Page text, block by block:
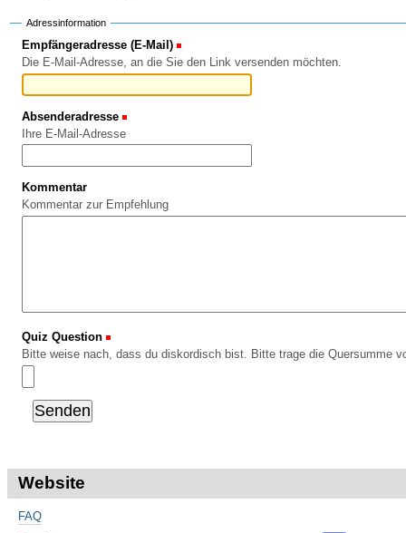
Adressinformation
Empfängeradresse (E-Mail)
Die E-Mail-Adresse, an die Sie den Link versenden möchten.
Absenderadresse
Ihre E-Mail-Adresse
Kommentar
Kommentar zur Empfehlung
Quiz Question
Bitte weise nach, dass du diskordisch bist. Bitte trage die Quersumme
Website
FAQ